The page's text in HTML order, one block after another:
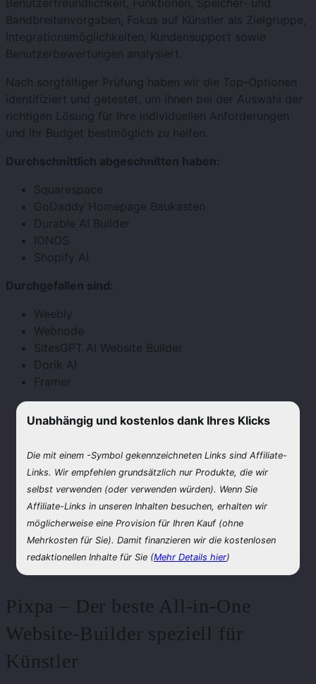
Benutzerfreundlichkeit, Funktionen, Speicher- und
Bandbreitenvorgaben, Fokus auf Künstler als Zielgruppe,
Integrationsmöglichkeiten, Kundensupport sowie
Benutzerbewertungen analysiert.
Nach sorgfältiger Prüfung haben wir die Top-Optionen
identifiziert und getestet, um Ihnen bei der Auswahl der
richtigen Lösung für Ihre individuellen Anforderungen
und Ihr Budget bestmöglich zu helfen.
Durchschnittlich abgeschnitten haben:
Squarespace
GoDaddy Homepage Baukasten
Durable AI Builder
IONOS
Shopify AI
Durchgefallen sind:
Weebly
Webnode
SitesGPT AI Website Builder
Dorik AI
Framer
Unabhängig und kostenlos dank Ihres Klicks
Die mit einem -Symbol gekennzeichneten Links sind Affiliate-
Links. Wir empfehlen grundsätzlich nur Produkte, die wir
selbst verwenden (oder verwenden würden). Wenn Sie
Affiliate-Links in unseren Inhalten besuchen, erhalten wir
möglicherweise eine Provision für Ihren Kauf (ohne
Mehrkosten für Sie). Damit finanzieren wir die kostenlosen
redaktionellen Inhalte für Sie (Mehr Details hier)
Pixpa – Der beste All-in-One
Website-Builder speziell für
Künstler